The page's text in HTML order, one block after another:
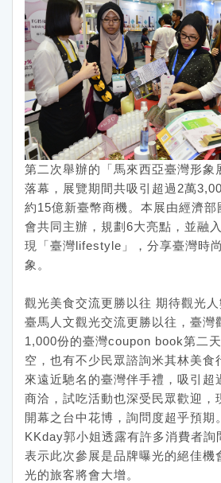
第二次舉辦的「馬來西亞臺灣形象
落幕，展覽期間共吸引超過2萬
約15億新臺幣商機。本展由經濟部
會共同主辦，規劃6大亮點，並融
現「臺灣lifestyle」，分享臺灣時
象。
觀光美食交流更勝以往 期待觀光
臺馬人文觀光交流更勝以往，臺灣
1,000份的臺灣coupon book第二
空，也有不少民眾諮詢米其林美食
來遠近馳名的臺灣伴手禮，吸引超
商洽，試吃活動也深受民眾歡迎，
開幕之台中花博，詢問度超乎預期
KKday郭小姐透露有許多消費者詢
表示此次參展是品牌曝光的絕佳機
光的旅客將會大增。